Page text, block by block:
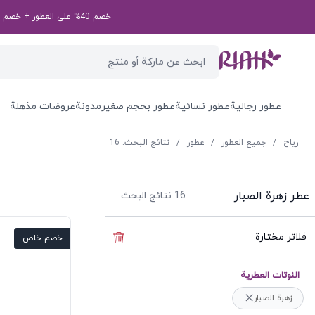
خصم 40% على العطور + خصم إضافي بقيمة 50 درهم إماراتي على طلبك الأول! رمز الخصم الخاص بك: first50aed
عطور رجاليةعطور نسائيةعطور بحجم صغيرمدونةعروضات مذهلة
ریاح / جميع العطور / عطور / نتائج البحث: 16
عطر زهرة الصبار 16 نتائج البحث
فلاتر مختارة
النوتات العطرية
زهرة الصبار
خصم خاص